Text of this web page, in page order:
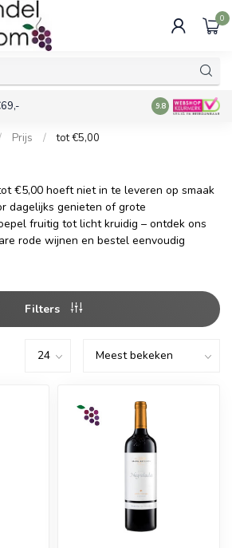
0
Voor 16:00
9.8
Prijs / tot €5,00
€5,00 hoeft niet in te leveren op smaak
dagelijks genieten of grote
fruitig tot licht kruidig – ontdek ons
rode wijnen en bestel eenvoudig
Filters